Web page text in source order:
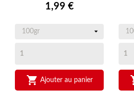
Prix
1,99 €
 Ajouter au panier